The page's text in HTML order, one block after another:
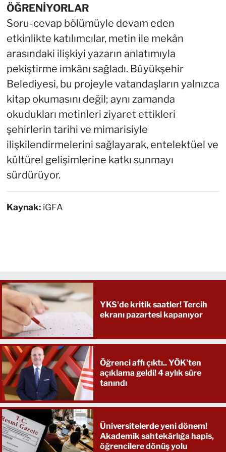
ÖĞRENİYORLAR
Soru-cevap bölümüyle devam eden
etkinlikte katılımcılar, metin ile mekân
arasındaki ilişkiyi yazarın anlatımıyla
pekiştirme imkânı sağladı. Büyükşehir
Belediyesi, bu projeyle vatandaşların yalnızca
kitap okumasını değil; aynı zamanda
okudukları metinleri ziyaret ettikleri
şehirlerin tarihi ve mimarisiyle
ilişkilendirmelerini sağlayarak, entelektüel ve
kültürel gelişimlerine katkı sunmayı
sürdürüyor.
Kaynak: iGFA
YKS'de kritik saatler! Tercih
ekranı pazartesi kapanıyor
Öğrenci affı çıktı.. YÖK'ten
açıklama geldi! 4 aylık süre
tanındı
Üniversitelerde yeni dönem!
Akademik sahtekârlığa hapis,
öğrencilere dönüş yolu